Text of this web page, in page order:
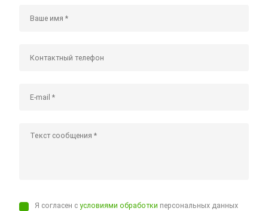
Я согласен сусловиями обработки персональных данных